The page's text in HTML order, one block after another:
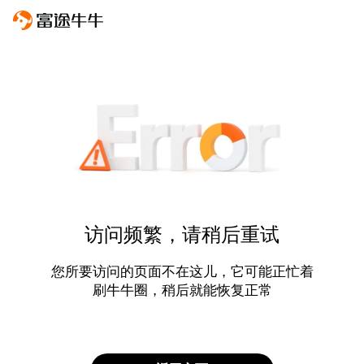
访问频繁，请稍后重试
您所要访问的页面不在这儿，它可能正忙着
刷牛牛圈，稍后就能恢复正常